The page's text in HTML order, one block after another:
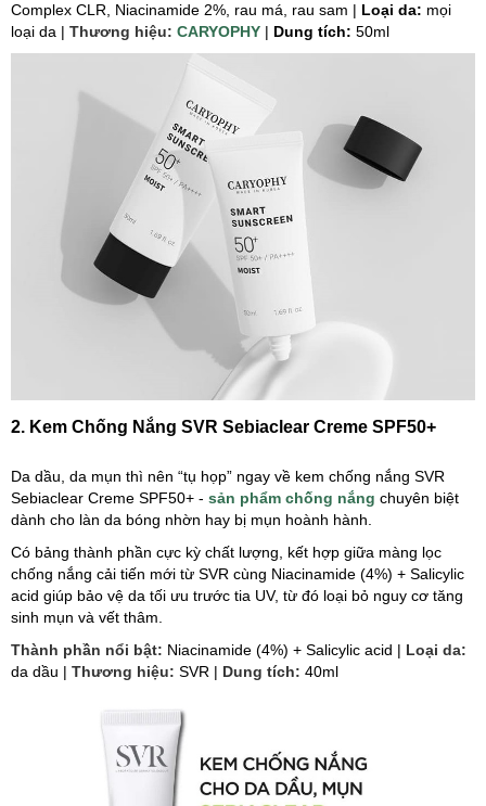
Complex CLR, Niacinamide 2%, rau má, rau sam | Loại da: mọi
loại da | Thương hiệu: CARYOPHY | Dung tích: 50ml
2. Kem Chống Nắng SVR Sebiaclear Creme SPF50+
Da dầu, da mụn thì nên “tụ họp” ngay về kem chống nắng SVR
Sebiaclear Creme SPF50+ - sản phẩm chống nắng chuyên biệt
dành cho làn da bóng nhờn hay bị mụn hoành hành.
Có bảng thành phần cực kỳ chất lượng, kết hợp giữa màng lọc
chống nắng cải tiến mới từ SVR cùng Niacinamide (4%) + Salicylic
acid giúp bảo vệ da tối ưu trước tia UV, từ đó loại bỏ nguy cơ tăng
sinh mụn và vết thâm.
Thành phần nổi bật: Niacinamide (4%) + Salicylic acid | Loại da:
da dầu | Thương hiệu: SVR | Dung tích: 40ml